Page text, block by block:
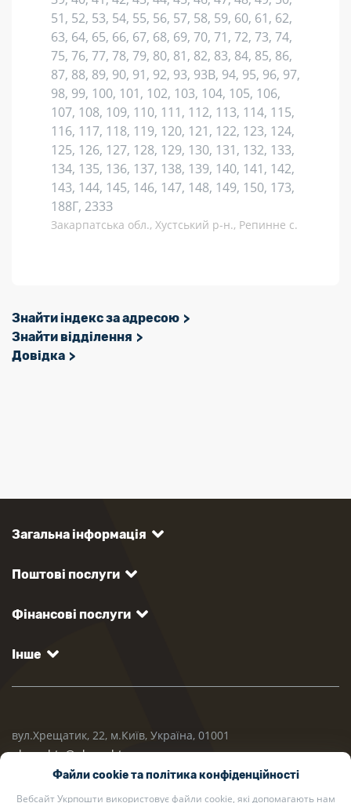
51, 52, 53, 54, 55, 56, 57, 58, 59, 60, 61, 62,
63, 64, 65, 66, 67, 68, 69, 70, 71, 72, 73, 74,
75, 76, 77, 78, 79, 80, 81, 82, 83, 84, 85, 86,
87, 88, 89, 90, 91, 92, 93, 93В, 94, 95, 96, 97,
98, 99, 100, 101, 102, 103, 104, 105, 106,
107, 108, 109, 110, 111, 112, 113, 114, 115,
116, 117, 118, 119, 120, 121, 122, 123, 124,
125, 126, 127, 128, 129, 130, 131, 132, 133,
134, 135, 136, 137, 138, 139, 140, 141, 142,
143, 144, 145, 146, 147, 148, 149, 150, 173,
188Г, 233З
Закарпатська обл., Хустський р-н., Репинне с.
Знайти індекс за адресою
Знайти відділення
Довідка
Загальна інформація
Поштові послуги
Фінансові послуги
Інше
вул.Хрещатик, 22, м.Київ, Україна, 01001
ukrposhta@ukrposhta.ua
Файли cookie та політика конфіденційності
Вебсайт Укрпошти використовує файли cookie, які допомагають нам